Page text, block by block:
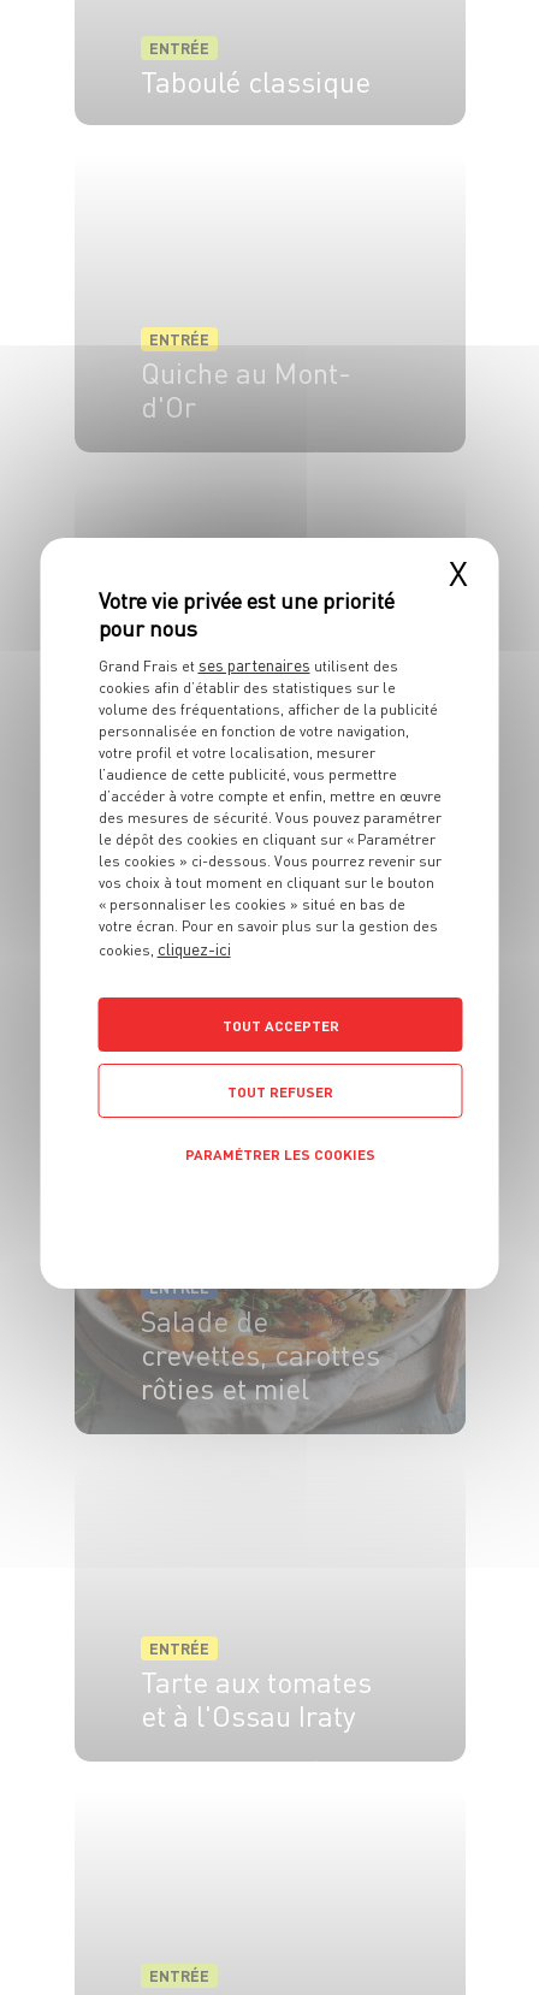
ENTRÉE
Taboulé classique
ENTRÉE
Quiche au Mont-
d'Or
ENTRÉE
Salade chaude aux
gésiers de volaille
2 pers. 15 min 25 min
ENTRÉE
Choux, cube de
cœur de saumon et
crème fouettée à
l’aneth
6 pers. 25 min 35 min
ENTRÉE
Salade de
crevettes, carottes
rôties et miel
ENTRÉE
Tarte aux tomates
et à l'Ossau Iraty
ENTRÉE
X
Grand Frais et ses partenaires utilisent des
cookies afin d’établir des statistiques sur le
volume des fréquentations, afficher de la publicité
personnalisée en fonction de votre navigation,
votre profil et votre localisation, mesurer
l’audience de cette publicité, vous permettre
d’accéder à votre compte et enfin, mettre en œuvre
des mesures de sécurité. Vous pouvez paramétrer
le dépôt des cookies en cliquant sur « Paramétrer
les cookies » ci-dessous. Vous pourrez revenir sur
vos choix à tout moment en cliquant sur le bouton
« personnaliser les cookies » situé en bas de
votre écran. Pour en savoir plus sur la gestion des
cookies, cliquez-ici
TOUT ACCEPTER
TOUT REFUSER
PARAMÉTRER LES COOKIES